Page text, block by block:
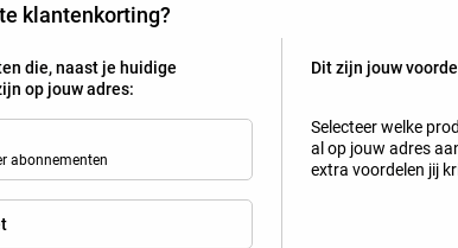
Tip! Selecteer de producten die al actief zijn op
Mobiel
Bekijk welke
klantenkorting?
die, naast je huidige
op jouw adres:
abonnementen
Dit zijn jouw
Selecteer welke
al op jouw adres
extra voordelen jij